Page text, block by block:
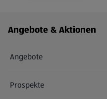
Fußzeilenmenü - weitere Links
Angebote & Aktionen
Angebote
Prospekte